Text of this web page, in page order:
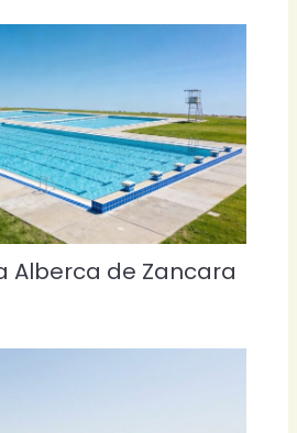
Alberca de Zancara